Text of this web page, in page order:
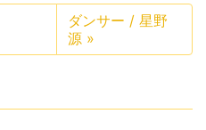
ダンサー / 星野
源 »